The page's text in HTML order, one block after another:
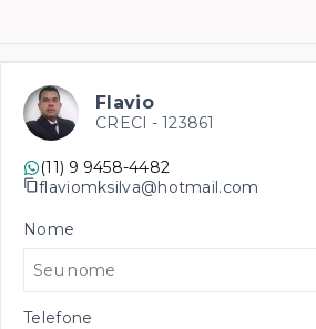
Flavio
CRECI - 123861
(11) 9 9458-4482
flaviomksilva@hotmail.com
Nome
Telefone